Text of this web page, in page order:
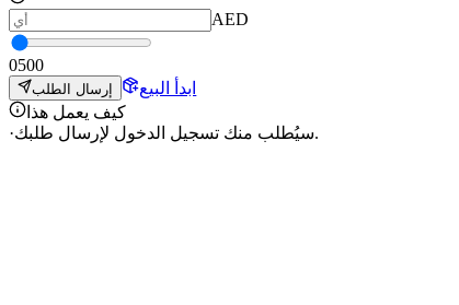
AED
0500
إرسال الطلب
ابدأ البيع
كيف يعمل هذا
·
سيُطلب منك تسجيل الدخول لإرسال طلبك.